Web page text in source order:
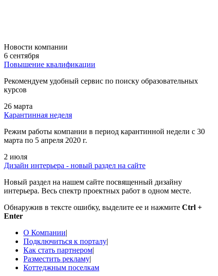
Новости компании
6 сентября
Повышение квалификации
Рекомендуем удобный сервис по поиску образовательных
курсов
26 марта
Карантинная неделя
Режим работы компании в период карантинной недели c 30
марта по 5 апреля 2020 г.
2 июля
Дизайн интерьера - новый раздел на сайте
Новый раздел на нашем сайте посвященный дизайну
интерьера. Весь спектр проектных работ в одном месте.
Обнаружив в тексте ошибку, выделите ее и нажмите Ctrl +
Enter
О Компании|
Подключиться к порталу|
Как стать партнером|
Разместить рекламу|
Коттеджным поселкам